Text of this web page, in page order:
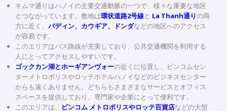
キムマ通りはハノイの主要交通動脈の一つで、様々な重要な地区
とつながっています。敷地は環状道路2号線と La Thanh通りの両
方に近く、 バディン、カウギア、ドンダなどの地区へのアクセス
が容易です。
このエリアはバス路線が充実しており、公共交通機関を利用する
人にとってアクセスしやすいです。
ゴックカン湖とホーギアンヴォーの近くに位置し、ビンコムセン
ターメトロポリスやロッテホテルハノイなどのビジネスセンター
からも遠くありません。どちらもさまざまなサービスとオフィス
スペースを提供しており、専門家や企業にとって便利です。
このエリアは、
ビンコム メトロポリスやロッテ百貨店などの大型